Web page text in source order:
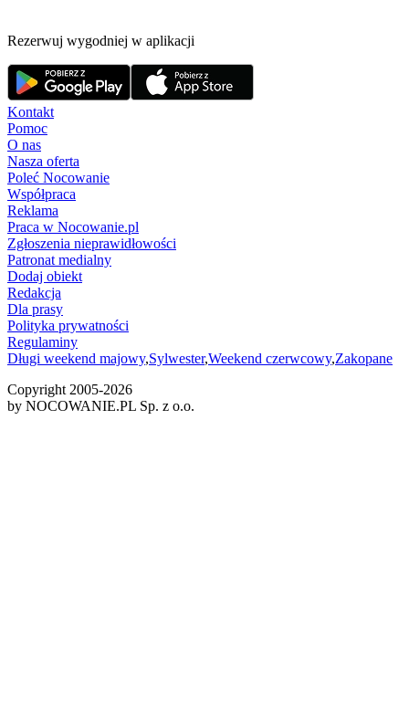
Rezerwuj wygodniej w aplikacji
Kontakt
Pomoc
O nas
Nasza oferta
Poleć Nocowanie
Współpraca
Reklama
Praca w Nocowanie.pl
Zgłoszenia nieprawidłowości
Patronat medialny
Dodaj obiekt
Redakcja
Dla prasy
Polityka prywatności
Regulaminy
Długi weekend majowy,Sylwester,Weekend czerwcowy,Zakopane
Copyright 2005-2026
by NOCOWANIE.PL Sp. z o.o.